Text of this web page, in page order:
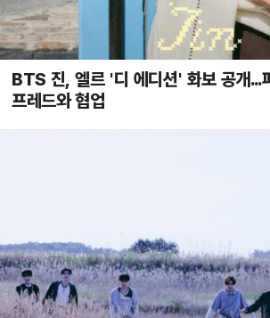
BTS 진, 엘르 '디 에디션' 화보 공개...
프레드와 협업